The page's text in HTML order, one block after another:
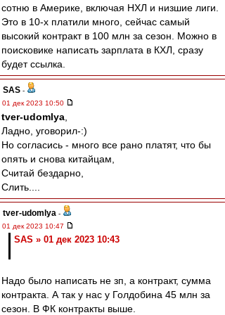
сотню в Америке, включая НХЛ и низшие лиги.
Это в 10-х платили много, сейчас самый
высокий контракт в 100 млн за сезон. Можно в
поисковике написать зарплата в КХЛ, сразу
будет ссылка.
SAS -
01 дек 2023 10:50
tver-udomlya
Ладно, уговорил-:)
Но согласись - много все рано платят, что бы
опять и снова китайцам,
Считай бездарно,
Слить....
tver-udomlya -
01 дек 2023 10:47
SAS » 01 дек 2023 10:43
Надо было написать не зп, а контракт, сумма
контракта. А так у нас у Голдобина 45 млн за
сезон. В ФК контракты выше.